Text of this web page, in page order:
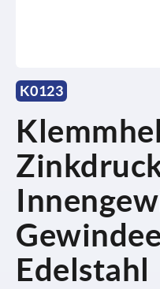
K0123
Edelstahl